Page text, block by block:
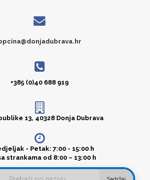
+385 (0)40 688 919
13, 40328 Donja Dubrava
- Petak: 7:00 - 15:00 h
strankama od 8:00 – 13:00 h